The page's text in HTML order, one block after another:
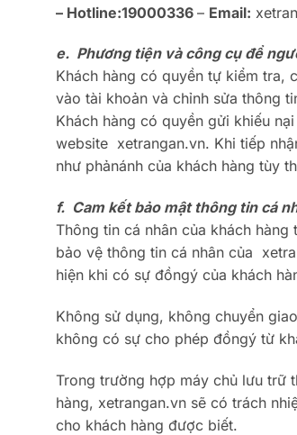
– Hotline:19000336 – Email:
e. Phương tiện và công cụ để
Khách hàng có quyền tự kiểm tra,
vào tài khoản và chỉnh sửa thông
Khách hàng có quyền gửi khiếu
website xetrangan.vn. Khi tiếp
như phảnánh của khách hàng tùy
f. Cam kết bảo mật thông tin cá
Thông tin cá nhân của khách
bảo vệ thông tin cá nhân của
hiện khi có sự đồngý của khách
Không sử dụng, không chuyển
không có sự cho phép đồngý từ
Trong trường hợp máy chủ lưu trữ
hàng, xetrangan.vn sẽ có trách
cho khách hàng được biết.